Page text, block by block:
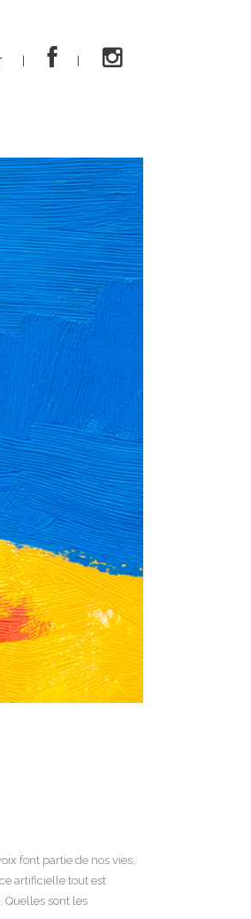
font partie de nos vies,
artificielle tout est
Quelles sont les